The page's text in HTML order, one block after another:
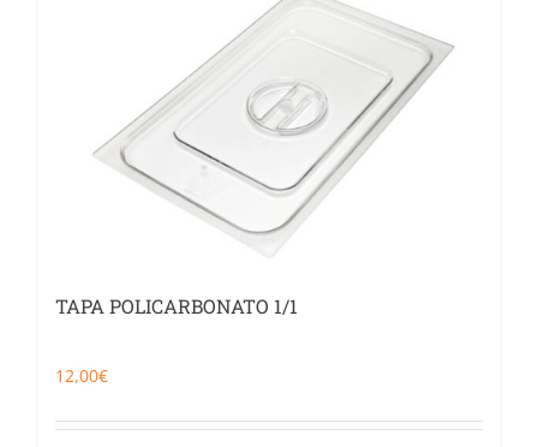
Food Service y Vending
91 629 17 10
TAPA POLICARBONATO 1/1
12,00€